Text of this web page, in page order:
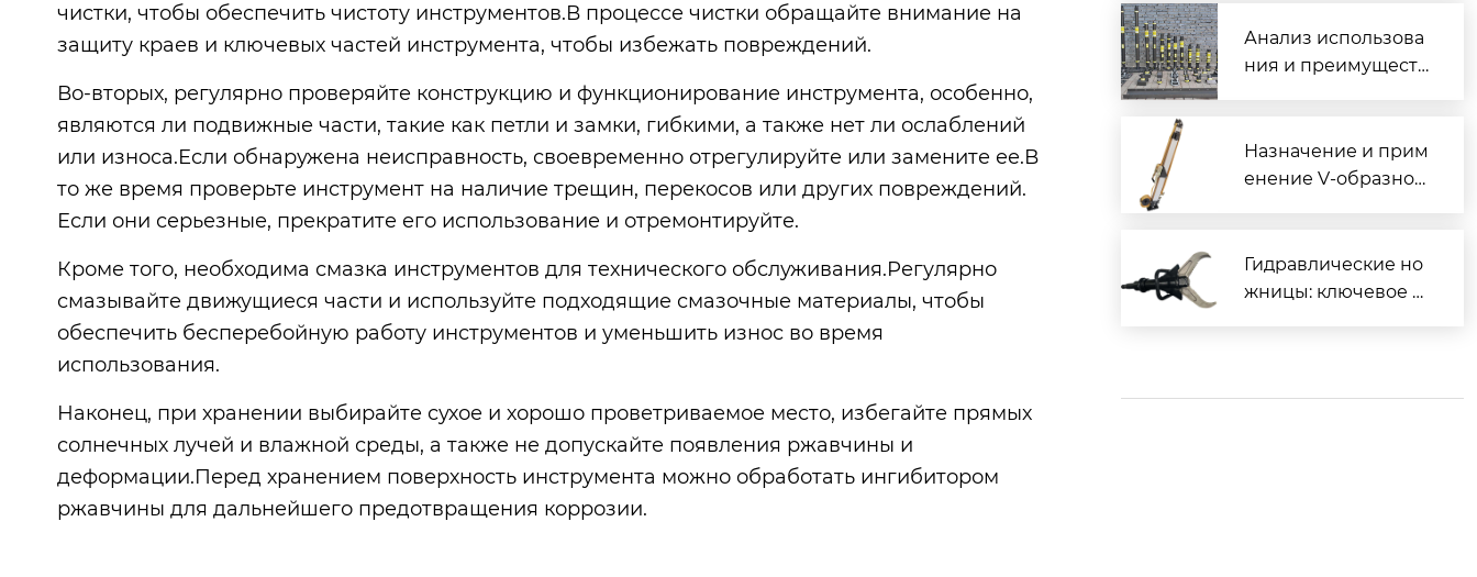
чистки, чтобы обеспечить чистоту инструментов.В процессе чистки обращайте внимание на
защиту краев и ключевых частей инструмента, чтобы избежать повреждений.
Во-вторых, регулярно проверяйте конструкцию и функционирование инструмента, особенно,
являются ли подвижные части, такие как петли и замки, гибкими, а также нет ли ослаблений
или износа.Если обнаружена неисправность, своевременно отрегулируйте или замените ее.В
то же время проверьте инструмент на наличие трещин, перекосов или других повреждений.
Если они серьезные, прекратите его использование и отремонтируйте.
Кроме того, необходима смазка инструментов для технического обслуживания.Регулярно
смазывайте движущиеся части и используйте подходящие смазочные материалы, чтобы
обеспечить бесперебойную работу инструментов и уменьшить износ во время
использования.
Наконец, при хранении выбирайте сухое и хорошо проветриваемое место, избегайте прямых
солнечных лучей и влажной среды, а также не допускайте появления ржавчины и
деформации.Перед хранением поверхность инструмента можно обработать ингибитором
ржавчины для дальнейшего предотвращения коррозии.
Анализ использова
ния и преимуществ
сти
Назначение и прим
енение V-образной
Гидравлические но
жницы: ключевое о
щее границы возмо